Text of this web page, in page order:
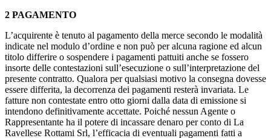
2 PAGAMENTO
L’acquirente è tenuto al pagamento della merce secondo le modalità
indicate nel modulo d’ordine e non può per alcuna ragione ed alcun
titolo differire o sospendere i pagamenti pattuiti anche se fossero
insorte delle contestazioni sull’esecuzione o sull’interpretazione del
presente contratto. Qualora per qualsiasi motivo la consegna dovesse
essere differita, la decorrenza dei pagamenti resterà invariata. Le
fatture non contestate entro otto giorni dalla data di emissione si
intendono definitivamente accettate. Poiché nessun Agente o
Rappresentante ha il potere di incassare denaro per conto di La
Ravellese Rottami Srl, l’efficacia di eventuali pagamenti fatti a